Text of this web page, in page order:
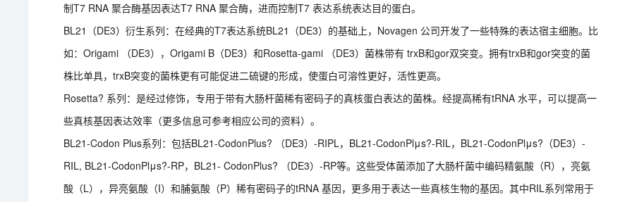
制T7 RNA 聚合酶基因表达T7 RNA 聚合酶，进而控制T7 表达系统表达目的蛋白。
BL21（DE3）衍生系列：在经典的T7表达系统BL21（DE3）的基础上，Novagen 公司开发了一些特殊的表达宿主细胞。比
如：Origami （DE3），Origami B（DE3）和Rosetta-gami （DE3）菌株带有 trxB和gor双突变。拥有trxB和gor突变的菌
株比单具，trxB突变的菌株更有可能促进二硫键的形成，使蛋白可溶性更好，活性更高。
Rosetta? 系列：是经过修饰，专用于带有大肠杆菌稀有密码子的真核蛋白表达的菌株。经提高稀有tRNA 水平，可以提高一
些真核基因表达效率（更多信息可参考相应公司的资料）。
BL21-Codon Plus系列：包括BL21-CodonPlus? （DE3）-RIPL，BL21-CodonPlμs?-RIL，BL21-CodonPlμs?（DE3）-
RIL, BL21-CodonPlμs?-RP，BL21- CodonPlus? （DE3）-RP等。这些受体菌添加了大肠杆菌中编码精氨酸（R），亮氨
酸（L），异亮氨酸（I）和脯氨酸（P）稀有密码子的tRNA 基因，更多用于表达一些真核生物的基因。其中RIL系列常用于